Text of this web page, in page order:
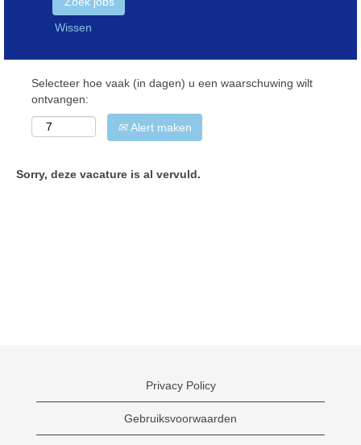
Wissen
Selecteer hoe vaak (in dagen) u een waarschuwing wilt
ontvangen:
Alert maken
Sorry, deze vacature is al vervuld.
Privacy Policy
Gebruiksvoorwaarden